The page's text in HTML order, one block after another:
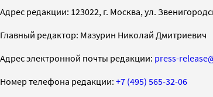
Адрес редакции: 123022, г. Москва, ул.
Главный редактор: Мазурин Николай Дмитриевич
Адрес электронной почты редакции: press-
Номер телефона редакции: +7 (495) 565-32-06